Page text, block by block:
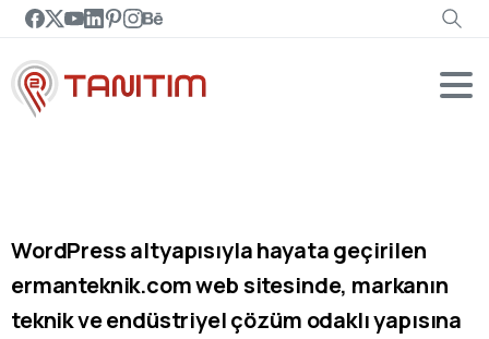
WordPress altyapısıyla hayata geçirilen
ermanteknik.com web sitesinde, markanın
teknik ve endüstriyel çözüm odaklı yapısına